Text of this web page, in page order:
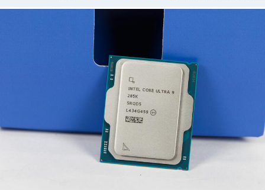
hat eine neue Version seines Extreme Tuning Utility
in der Version 10.0veröffentlicht, die ausschließlich
die kommenden Prozessoren der Core Ultra 200 Serie
Lake-S) zugeschnitten ist. Mit dieser Version
sich die Funktionsweise von Intels
erheblich, da es ältere
wie die Prozessoren der 14. Generation oder
nicht mehr unterstützt.